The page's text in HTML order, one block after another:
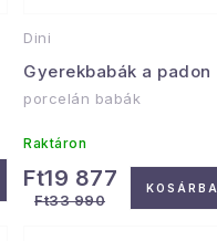
Dini
Gyerekbabák a padon
porcelán babák
Raktáron
Ft19 877
Ft33 990
KOSÁRBA